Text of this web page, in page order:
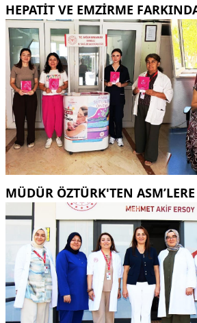
HEPATİT VE EMZİRME
MÜDÜR ÖZTÜRK'TEN